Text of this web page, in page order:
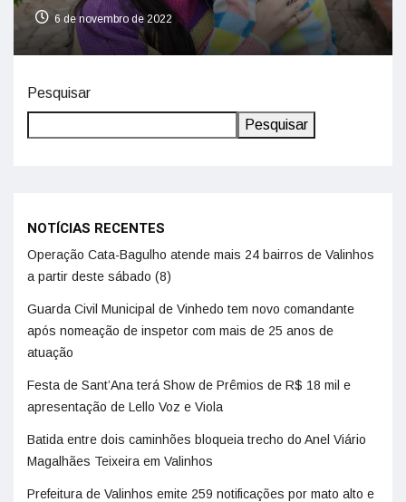
6 de novembro de 2022
Pesquisar
Pesquisar
NOTÍCIAS RECENTES
Operação Cata-Bagulho atende mais 24 bairros de Valinhos
a partir deste sábado (8)
Guarda Civil Municipal de Vinhedo tem novo comandante
após nomeação de inspetor com mais de 25 anos de
atuação
Festa de Sant’Ana terá Show de Prêmios de R$ 18 mil e
apresentação de Lello Voz e Viola
Batida entre dois caminhões bloqueia trecho do Anel Viário
Magalhães Teixeira em Valinhos
Prefeitura de Valinhos emite 259 notificações por mato alto e